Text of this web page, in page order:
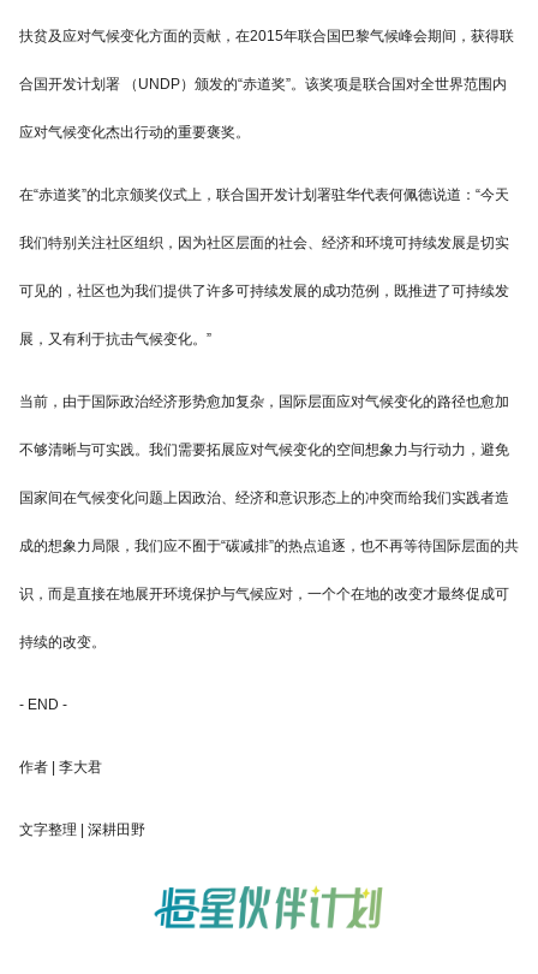
扶贫及应对气候变化方面的贡献，在2015年联合国巴黎气候峰会期间，获得联
合国开发计划署 （UNDP）颁发的“赤道奖”。该奖项是联合国对全世界范围内
应对气候变化杰出行动的重要褒奖。
在“赤道奖”的北京颁奖仪式上，联合国开发计划署驻华代表何佩德说道：“今天
我们特别关注社区组织，因为社区层面的社会、经济和环境可持续发展是切实
可见的，社区也为我们提供了许多可持续发展的成功范例，既推进了可持续发
展，又有利于抗击气候变化。”
当前，由于国际政治经济形势愈加复杂，国际层面应对气候变化的路径也愈加
不够清晰与可实践。我们需要拓展应对气候变化的空间想象力与行动力，避免
国家间在气候变化问题上因政治、经济和意识形态上的冲突而给我们实践者造
成的想象力局限，我们应不囿于“碳减排”的热点追逐，也不再等待国际层面的共
识，而是直接在地展开环境保护与气候应对，一个个在地的改变才最终促成可
持续的改变。
- END -
作者 | 李大君
文字整理 | 深耕田野